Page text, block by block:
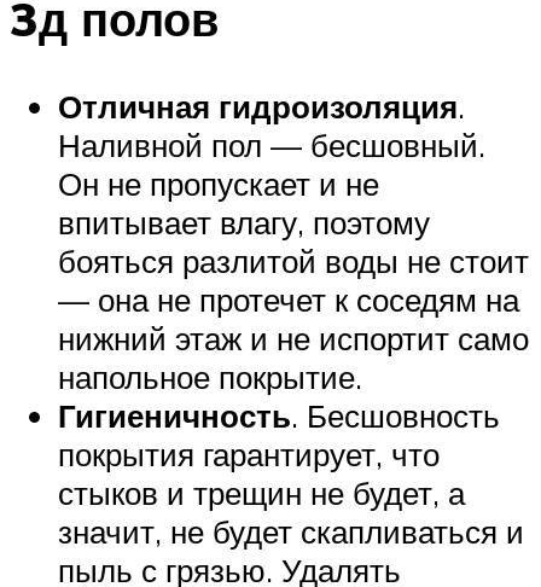
3д полов
Отличная гидроизоляция.
Наливной пол — бесшовный.
Он не пропускает и не
впитывает влагу, поэтому
бояться разлитой воды не стоит
— она не протечет к соседям на
нижний этаж и не испортит само
напольное покрытие.
Гигиеничность. Бесшовность
покрытия гарантирует, что
стыков и трещин не будет, а
значит, не будет скапливаться и
пыль с грязью. Удалять